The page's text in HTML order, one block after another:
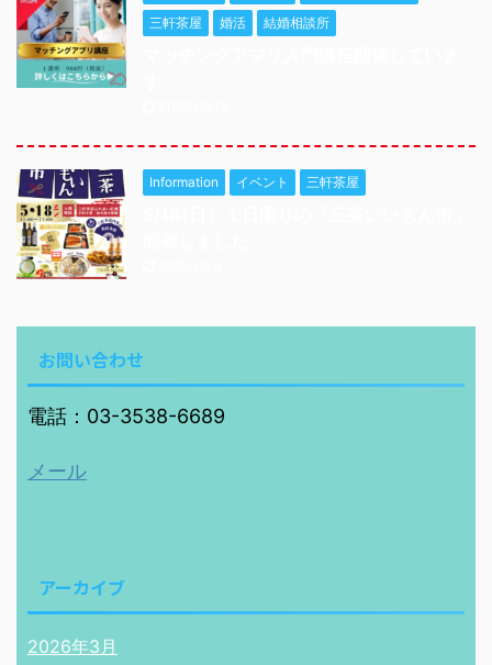
三軒茶屋
婚活 結婚相談所
Information イベント 三軒茶屋
お問い合わせ
電話：03-3538-6689
メール
アーカイブ
2026年3月